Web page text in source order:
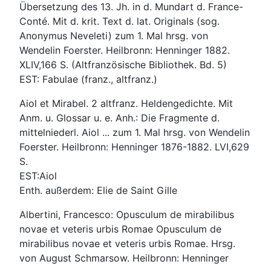
Übersetzung des 13. Jh. in d. Mundart d. France-
Conté. Mit d. krit. Text d. lat. Originals (sog.
Anonymus Neveleti) zum 1. Mal hrsg. von
Wendelin Foerster. Heilbronn: Henninger 1882.
XLIV,166 S. (Altfranzösische Bibliothek. Bd. 5)
EST: Fabulae (franz., altfranz.)
Aiol et Mirabel. 2 altfranz. Heldengedichte. Mit
Anm. u. Glossar u. e. Anh.: Die Fragmente d.
mittelniederl. Aiol ... zum 1. Mal hrsg. von Wendelin
Foerster. Heilbronn: Henninger 1876-1882. LVI,629
S.
EST:Aiol
Enth. außerdem: Elie de Saint Gille
Albertini, Francesco: Opusculum de mirabilibus
novae et veteris urbis Romae Opusculum de
mirabilibus novae et veteris urbis Romae. Hrsg.
von August Schmarsow. Heilbronn: Henninger